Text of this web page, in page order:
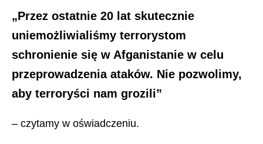
„Przez ostatnie 20 lat skutecznie
uniemożliwialiśmy terrorystom
schronienie się w Afganistanie w celu
przeprowadzenia ataków. Nie pozwolimy,
aby terroryści nam grozili”
– czytamy w oświadczeniu.